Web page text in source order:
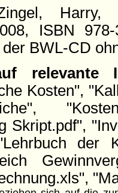
Harry,
ISBN
der BWL-CD
Kosten",
Skript.pdf",
der